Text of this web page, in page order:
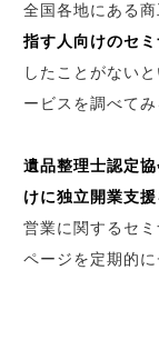
全国各地にある
指す人向けのセ
したことがない
ービスを調べて
遺品整理士認定
けに独立開業支
営業に関するセ
ページを定期的